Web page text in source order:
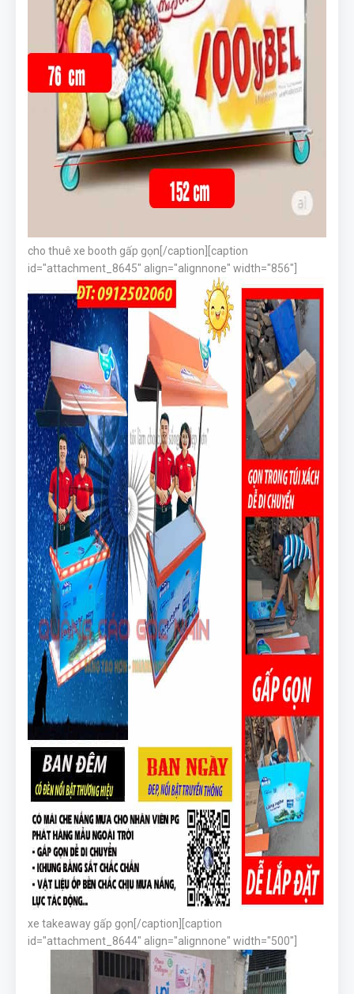
cho thuê xe booth gấp gọn[/caption][caption
id="attachment_8645" align="alignnone" width="856"]
xe takeaway gấp gọn[/caption][caption
id="attachment_8644" align="alignnone" width="500"]